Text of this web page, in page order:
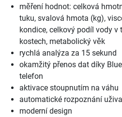
měření hodnot: celková
tuku, svalová hmota (kg),
kondice, celkový podíl vody v
kostech, metabolický věk
rychlá analýza za 15 sekund
okamžitý přenos dat díky
telefon
aktivace stoupnutím na váhu
automatické rozpoznání
moderní design